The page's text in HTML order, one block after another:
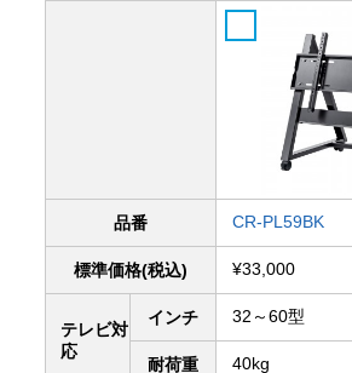
品番 CR-PL59BK
標準価格(税込) ¥33,000
テレビ対
応
インチ 32～60型
耐荷重 40kg